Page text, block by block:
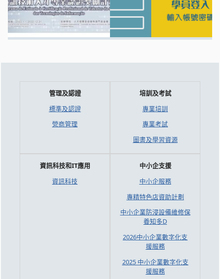
管理及認證
標準及認證
營商管理
培訓及考試
專業培訓
專業考試
圖書及學習資源
資訊科技和IT應用
資訊科技
中小企支援
中小企服務
專精特色店資助計劃
中小企業防浸設備維修保
養知多D
2026中小企業數字化支
援服務
2025 中小企業數字化支
援服務